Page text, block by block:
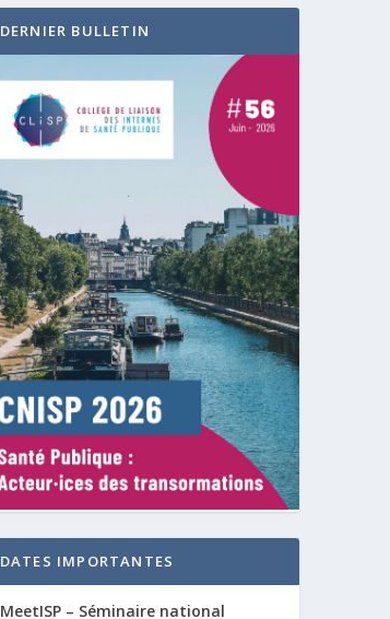
DERNIER BULLETIN
DATES IMPORTANTES
MeetISP – Séminaire national